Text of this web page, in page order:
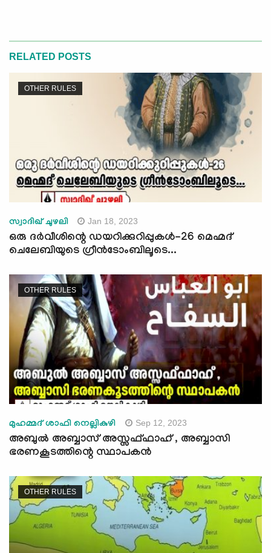
RELATED POSTS
OTHER RULES
സ്വാദിഖ് ചുഴലി Jan 18, 2023
ഒരു ദർവീശിന്റെ ഡയറിക്കുറിപ്പുകൾ-26 മെഹ്മദ്
ചെലേബിയുടെ ഗ്രീന്‍ടോംബിലൂടെ...
OTHER RULES
മുഹമ്മദ് ശാഫി നെല്ലികുഴി Sep 12, 2023
അബുല്‍ അബ്ബാസ് അസ്സഫ്ഫാഹ് , അബ്ബാസി
ഭരണകൂടത്തിന്റെ സ്ഥാപകന്‍
OTHER RULES